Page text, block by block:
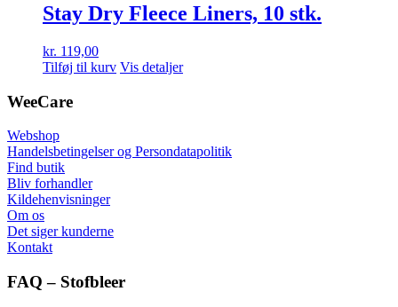
Stay Dry Fleece Liners, 10 stk.
kr. 119,00
Tilføj til kurv Vis detaljer
WeeCare
Webshop
Handelsbetingelser og Persondatapolitik
Find butik
Bliv forhandler
Kildehenvisninger
Om os
Det siger kunderne
Kontakt
FAQ – Stofbleer